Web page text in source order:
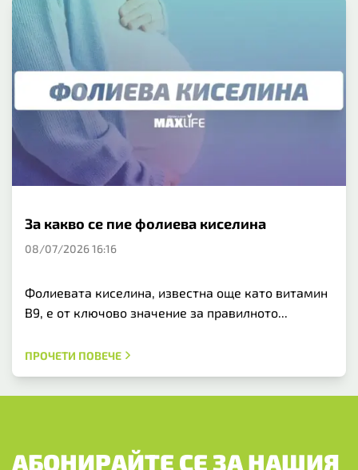
За какво се пие фолиева киселина
08/07/2026 16:16
Фолиевата киселина, известна още като витамин
B9, е от ключово значение за правилното...
ПРОЧЕТИ ПОВЕЧЕ
АБОНИРАЙТЕ СЕ ЗА НАШИЯ